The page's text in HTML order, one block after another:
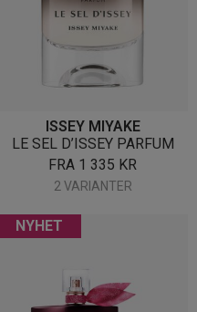
ISSEY MIYAKE
LE SEL D’ISSEY PARFUM
FRA 1 335 KR
2 VARIANTER
NYHET